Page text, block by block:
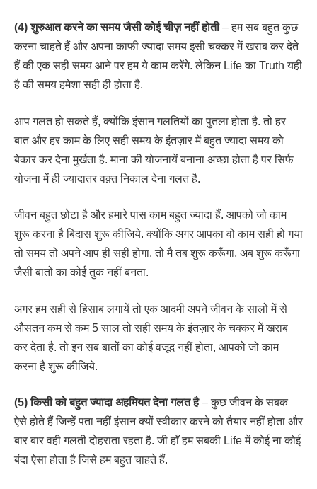
(4) शुरुआत करने का समय जैसी कोई चीज़ नहीं होती– हम सब बहुत कुछ
करना चाहते हैं और अपना काफी ज्यादा समय इसी चक्कर में खराब कर देते
हैं की एक सही समय आने पर हम ये काम करेंगे. लेकिन Life का Truth यही
है की समय हमेशा सही ही होता है.
आप गलत हो सकते हैं, क्योंकि इंसान गलतियों का पुतला होता है. तो हर
बात और हर काम के लिए सही समय के इंतज़ार में बहुत ज्यादा समय को
बेकार कर देना मुर्खता है. माना की योजनायें बनाना अच्छा होता है पर सिर्फ
योजना में ही ज्यादातर वक़्त निकाल देना गलत है.
जीवन बहुत छोटा है और हमारे पास काम बहुत ज्यादा हैं. आपको जो काम
शुरू करना है बिंदास शुरू कीजिये. क्योंकि अगर आपका वो काम सही हो गया
तो समय तो अपने आप ही सही होगा. तो मै तब शुरू करूँगा, अब शुरू करूँगा
जैसी बातों का कोई तुक नहीं बनता.
अगर हम सही से हिसाब लगायें तो एक आदमी अपने जीवन के सालों में से
औसतन कम से कम 5 साल तो सही समय के इंतज़ार के चक्कर में खराब
कर देता है. तो इन सब बातों का कोई वजूद नहीं होता, आपको जो काम
करना है शुरू कीजिये.
(5) किसी को बहुत ज्यादा अहमियत देना गलत है– कुछ जीवन के सबक
ऐसे होते हैं जिन्हें पता नहीं इंसान क्यों स्वीकार करने को तैयार नहीं होता और
बार बार वही गलती दोहराता रहता है. जी हाँ हम सबकी Life में कोई ना कोई
बंदा ऐसा होता है जिसे हम बहुत चाहते हैं.